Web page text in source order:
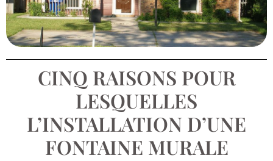
CINQ RAISONS POUR
LESQUELLES
L’INSTALLATION D’UNE
FONTAINE MURALE